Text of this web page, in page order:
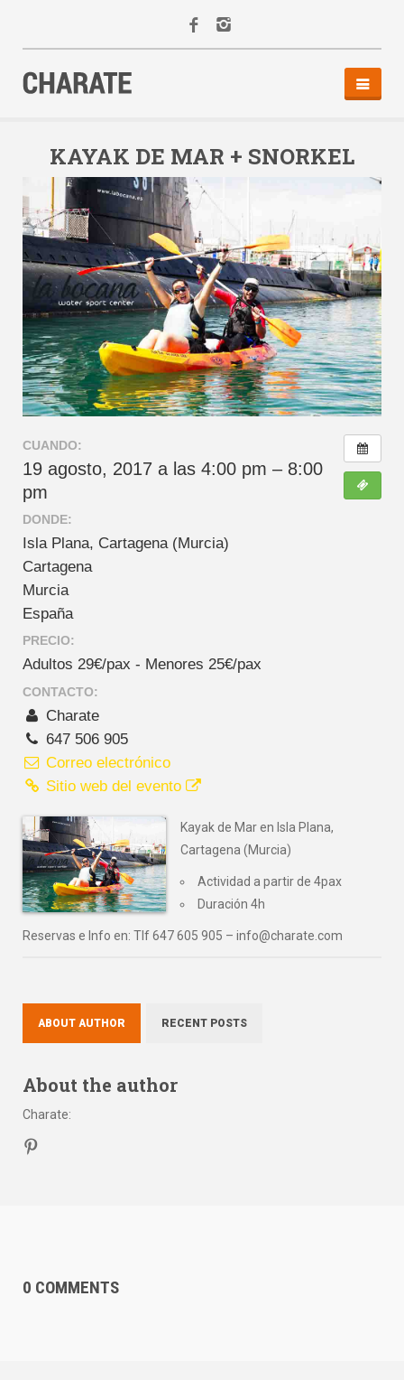
AGENDA
ACTIVIDADES
ALQUILER
EQUIPO
CONTACTO
KAYAK DE MAR + SNORKEL
CUANDO:
19 agosto, 2017 a las 4:00 pm – 8:00
pm
DONDE:
Isla Plana, Cartagena (Murcia)
Cartagena
Murcia
España
PRECIO:
Adultos 29€/pax - Menores 25€/pax
CONTACTO:
Charate
647 506 905
Correo electrónico
Sitio web del evento
Kayak de Mar en Isla Plana,
Cartagena (Murcia)
Actividad a partir de 4pax
Duración 4h
Reservas e Info en: Tlf 647 605 905 – info@charate.com
ABOUT AUTHOR RECENT POSTS
About the author
Charate:
0 COMMENTS